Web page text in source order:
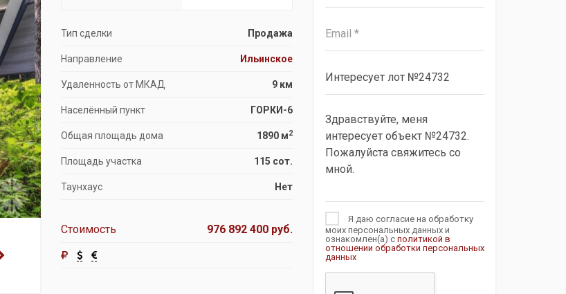
Продажа особняков
Помещения свободного назначения
Тип сделки Продажа
Направление Ильинское
Удаленность от МКАД 9 км
Населённый пункт ГОРКИ-6
Общая площадь дома 1890 м2
Площадь участка 115 сот.
Таунхаус Нет
Стоимость 976 892 400 руб.
Я даю согласие на обработку
моих персональных данных и
ознакомлен(а) с политикой в
отношении обработки персональных
данных